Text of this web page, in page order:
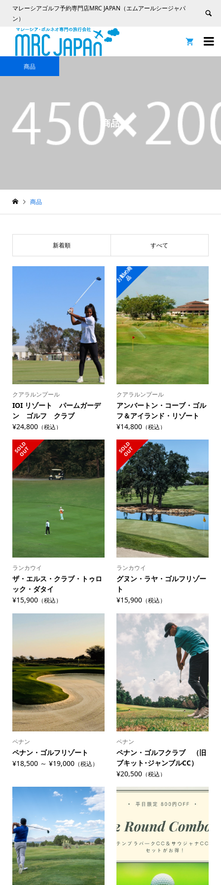
マレーシアゴルフ予約専門店MRC JAPAN（エムアールシージャパ
ン）


商品
商品
商品
新着順 すべて
クアラルンプール
IOI リゾート パームガーデ
ン ゴルフ クラブ
¥24,800（税込）
お
勧
め
商
品
クアラルンプール
アンバートン・コーブ・ゴル
フ＆アイランド・リゾート
¥14,800 （税込）
S
O
L
D
O
U
T
ランカウイ
ザ・エルス・クラブ・トゥロ
ック・ダタイ
¥15,900（税込）
S
O
L
D
O
U
T
ランカウイ
グヌン・ラヤ・ゴルフリゾー
ト
¥15,900 （税込）
ペナン
ペナン・ゴルフリゾート
¥18,500 ～ ¥19,000（税込）
ペナン
ペナン・ゴルフクラブ （旧
ブキット･ジャンブルCC）
¥20,500 （税込）